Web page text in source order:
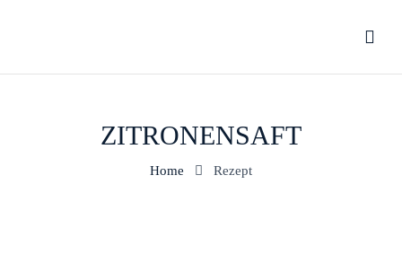
ZITRONENSAFT
Home Rezept